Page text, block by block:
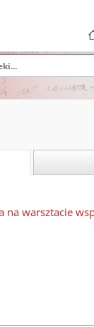
warsztacie